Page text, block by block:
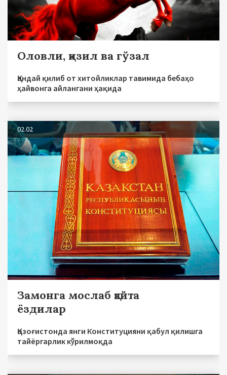
Оловли, қизил ва гўзал
Қандай қилиб от хитойликлар тавимида бебаҳо
ҳайвонга айлангани ҳақида
02.02
Замонга мослаб қайта
ёздилар
Қозоғистонда янги Конституцияни қабул қилишга
тайёргарлик кўрилмоқда